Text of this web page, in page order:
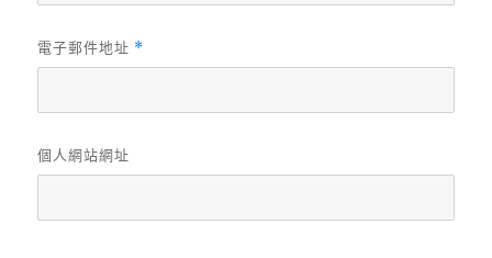
電子郵件地址 *
個人網站網址